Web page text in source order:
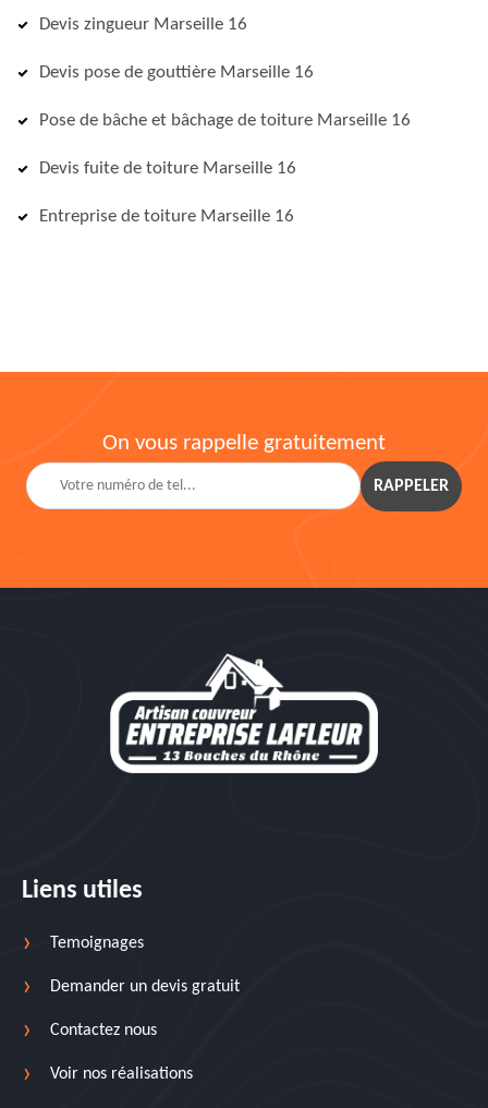
Devis zingueur Marseille 16
Devis pose de gouttière Marseille 16
Pose de bâche et bâchage de toiture Marseille 16
Devis fuite de toiture Marseille 16
Entreprise de toiture Marseille 16
On vous rappelle gratuitement
Liens utiles
Temoignages
Demander un devis gratuit
Contactez nous
Voir nos réalisations